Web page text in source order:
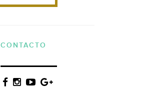
CONTACTO